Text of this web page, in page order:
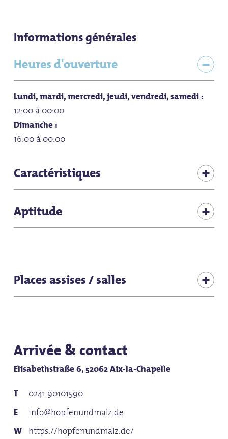
Informations générales
Heures d'ouverture
Lundi, mardi, mercredi, jeudi, vendredi, samedi :
12:00 à 00:00
Dimanche :
16:00 à 00:00
Caractéristiques
WLAN gratuit
Produits de notre propre fabrication
Aptitude
Places assises / salles
Arrivée & contact
Elisabethstraße 6, 52062 Aix-la-Chapelle
0241 90101590
info@hopfenundmalz.de
https://hopfenundmalz.de/